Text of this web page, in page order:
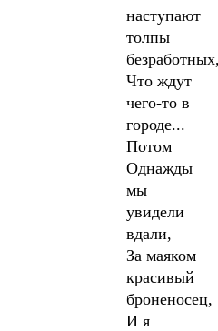
наступают
толпы
Что ждут
чего-то в
городе...
Потом
Однажды
мы
увидели
вдали,
За маяком
красивый
броненосец,
И я